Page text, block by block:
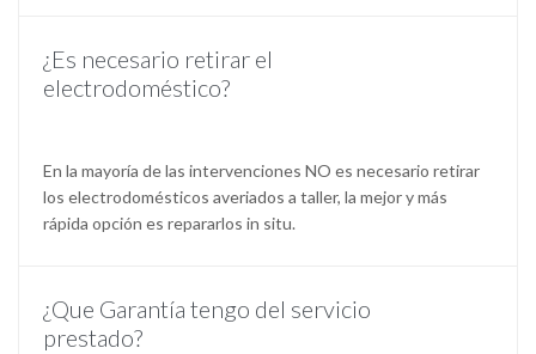
¿Es necesario retirar el
electrodoméstico?
En la mayoría de las intervenciones NO es necesario retirar
los electrodomésticos averiados a taller, la mejor y más
rápida opción es repararlos in situ.
¿Que Garantía tengo del servicio
prestado?